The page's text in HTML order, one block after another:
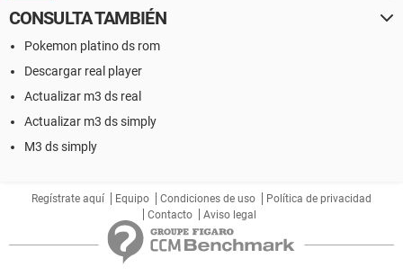
CONSULTA TAMBIÉN
Pokemon platino ds rom
Descargar real player
Actualizar m3 ds real
Actualizar m3 ds simply
M3 ds simply
Regístrate aquí Equipo Condiciones de uso
Política de privacidad
Contacto
Aviso legal